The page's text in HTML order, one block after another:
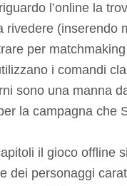
l’online la
rivedere (inserendo
per
i comandi
sono una manna
la campagna che
il gioco offline
dei personaggi